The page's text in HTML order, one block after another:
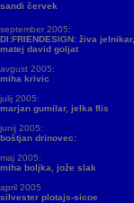
sandi červek
september 2005:
DI:FRIENDESIGN: živa jelnikar,
matej david goljat
avgust 2005:
miha krivic
julij 2005:
marjan gumilar, jelka flis
junij 2005:
boštjan drinovec:
maj 2005:
miha boljka, jože slak
april 2005
silvester plotajs-sicoe